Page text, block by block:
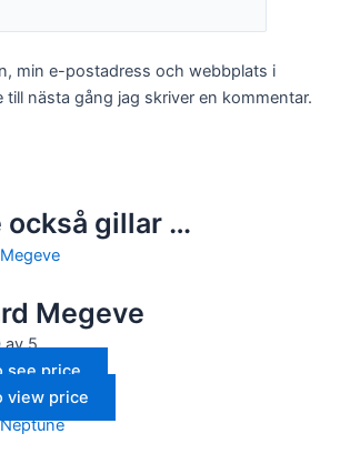
min e-postadress och webbplats i
till nästa gång jag skriver en kommentar.
också gillar …
Megeve
av 5
see price
view price